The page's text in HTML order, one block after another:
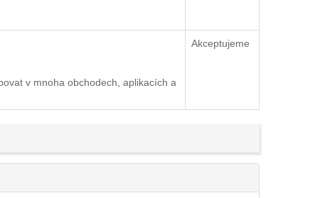
v mnoha obchodech, aplikacích a
Akceptujeme